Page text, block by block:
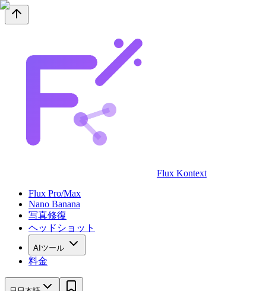
Flux Kontext
Flux Pro/Max
Nano Banana
写真修復
ヘッドショット
AIツール
料金